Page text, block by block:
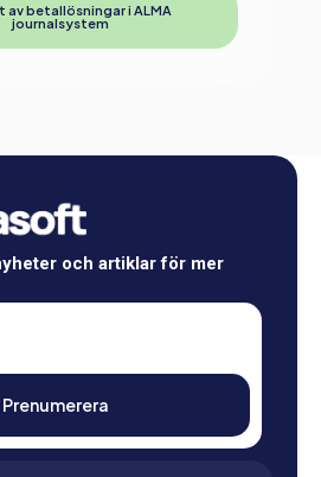
av betallösningar i ALMA
journalsystem
och artiklar för mer